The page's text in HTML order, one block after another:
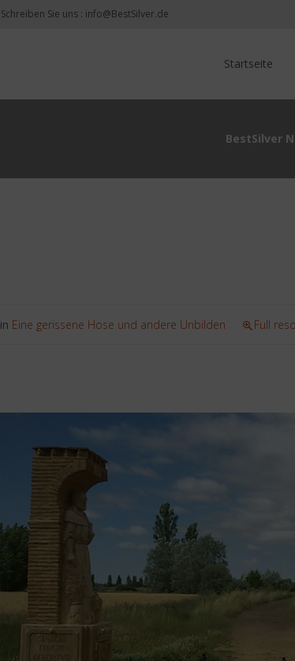
Schreiben Sie uns : info@BestSilver.de
Startseite
BestSilver
in Eine gerissene Hose und andere Unbilden Full